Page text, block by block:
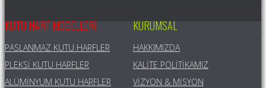
KUTU HARF MODELLERI
PASLANMAZ KUTU HARFLER
PLEKSI KUTU HARFLER
ALÜMINYUM KUTU HARFLER
KURUMSAL
HAKKIMIZDA
KALITE POLITIKAMIZ
VIZYON & MISYON